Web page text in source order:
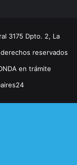
3175 Dpto. 2, La
reservados
en trámite